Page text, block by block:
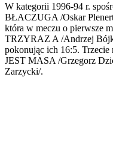
W kategorii 1996-94 r.
BŁACZUGA /Oskar
która w meczu o pierwsze
TRZYRAZ A /Andrzej
pokonując ich 16:5.
JEST MASA /Grzegorz
Zarzycki/.